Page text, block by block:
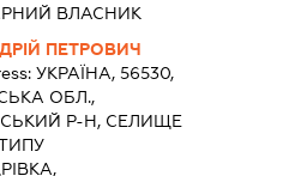
ВЛАСНИК
ПЕТРОВИЧ
УКРАЇНА, 56530,
ОБЛ.,
Р-Н, СЕЛИЩЕ